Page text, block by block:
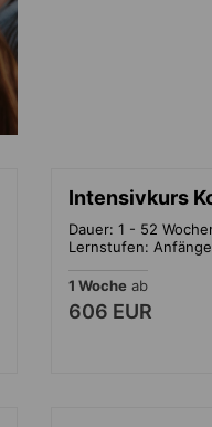
Intensivkurs
Dauer: 1 - 52
Lernstufen:
1 Woche ab
606 EUR